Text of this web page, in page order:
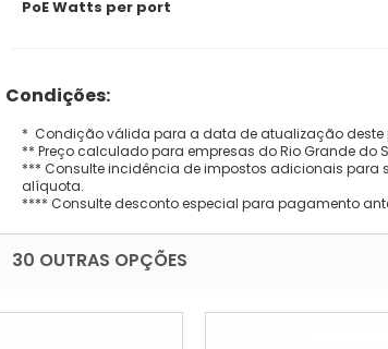
PoE Watts per port
Condições:
* Condição válida para a data de atualização deste
** Preço calculado para empresas do Rio Grande do
*** Consulte incidência de impostos adicionais para
alíquota.
**** Consulte desconto especial para pagamento
30 OUTRAS OPÇÕES